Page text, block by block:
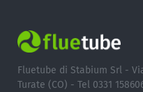
Fluetube di Stabium Srl -
Turate (CO) - Tel 0331